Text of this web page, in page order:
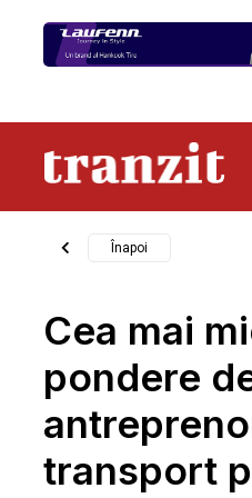
Înapoi
Cea mai
pondere
transport